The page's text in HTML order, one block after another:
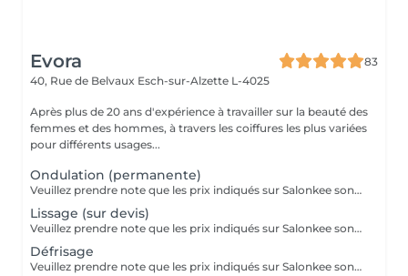
Evora
83
40, Rue de Belvaux Esch-sur-Alzette L-4025
Après plus de 20 ans d'expérience à travailler sur la beauté des
femmes et des hommes, à travers les coiffures les plus variées
pour différents usages...
Ondulation (permanente)
Veuillez prendre note que les prix indiqués sur Salonkee sont communiqués à titre informatif et s'entendent de base. Ces derniers sont susceptibles de varier selon le diagnostic réalisé à votre arrivée au salon et l'expertise du professionnel à qui vous confiez votre beauté. Dans tous les cas, un devis précis vous sera proposé et toutes réalisations de prestations seront effectuées avec votre accord. Un grand merci d'avance pour votre compréhension. Au plaisir de vous recevoir très vite.
Lissage (sur devis)
Veuillez prendre note que les prix indiqués sur Salonkee sont communiqués à titre informatif et s'entendent de base. Ces derniers sont susceptibles de varier selon le diagnostic réalisé à votre arrivée au salon et l'expertise du professionnel à qui vous confiez votre beauté. Dans tous les cas, un devis précis vous sera proposé et toutes réalisations de prestations seront effectuées avec votre accord. Un grand merci d'avance pour votre compréhension. Au plaisir de vous recevoir très vite.
Défrisage
Veuillez prendre note que les prix indiqués sur Salonkee sont communiqués à titre informatif et s'entendent de base. Ces derniers sont susceptibles de varier selon le diagnostic réalisé à votre arrivée au salon et l'expertise du professionnel à qui vous confiez votre beauté. Dans tous les cas, un devis précis vous sera proposé et toutes réalisations de prestations seront effectuées avec votre accord. Un grand merci d'avance pour votre compréhension. Au plaisir de vous recevoir très vite.